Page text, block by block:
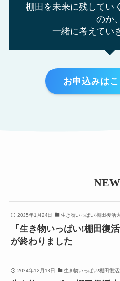
棚田を未来に残してい
のか、
一緒に考えてい
お申込みは
2025年1月24日 生き物いっぱい!棚田復活
「生き物いっぱい!棚田復
が終わりました
2024年12月18日 生き物いっぱい!棚田復活